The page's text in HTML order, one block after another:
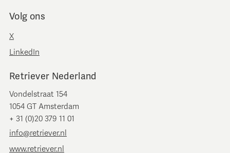
Volg ons
X
LinkedIn
Retriever Nederland
Vondelstraat 154
1054 GT Amsterdam
+ 31 (0)20 379 11 01
info@retriever.nl
www.retriever.nl